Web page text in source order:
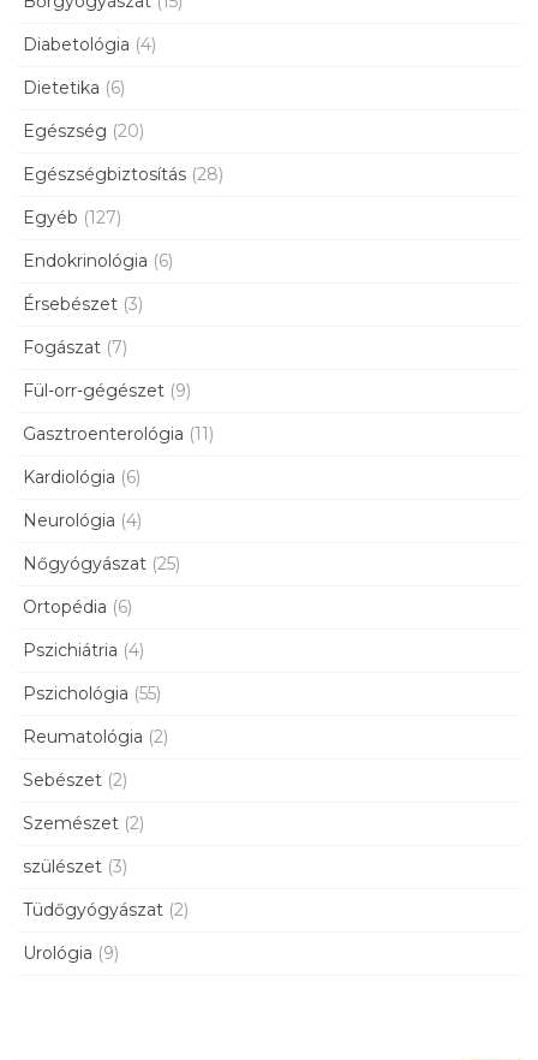
Diabetológia (4)
Dietetika (6)
Egészség (20)
Egészségbiztosítás (28)
Egyéb (127)
Endokrinológia (6)
Érsebészet (3)
Fogászat (7)
Fül-orr-gégészet (9)
Gasztroenterológia (11)
Kardiológia (6)
Neurológia (4)
Nőgyógyászat (25)
Ortopédia (6)
Pszichiátria (4)
Pszichológia (55)
Reumatológia (2)
Sebészet (2)
Szemészet (2)
szülészet (3)
Tüdőgyógyászat (2)
Urológia (9)